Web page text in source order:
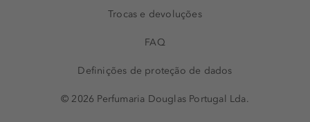
Trocas e devoluções
FAQ
Definições de proteção de dados
© 2026 Perfumaria Douglas Portugal Lda.